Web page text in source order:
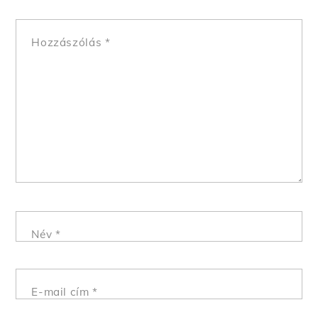
Hozzászólás *
Név *
E-mail cím*